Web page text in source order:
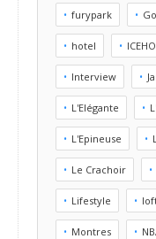
furypark
hotel
Interview
L'Elégante
L'Epineuse
Le Crachoir
Lifestyle
Montres